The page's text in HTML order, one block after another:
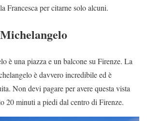
Francesca per citarne solo alcuni.
è una piazza e un balcone su Firenze. La
è davvero incredibile ed è
Non devi pagare per avere questa vista
20 minuti a piedi dal centro di Firenze.